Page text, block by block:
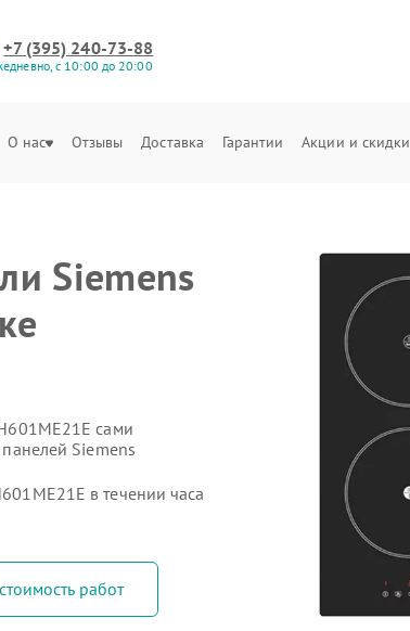
+7 (395) 240-73-88
с 10:00 до 20:00
О нас Отзывы Доставка Гарантии Акции и скидки
Siemens
сами
Siemens
в течении часа
работ